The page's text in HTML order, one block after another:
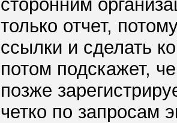
сторонним
только отчет,
ссылки и сделать
потом подскажет,
позже
четко по запросам